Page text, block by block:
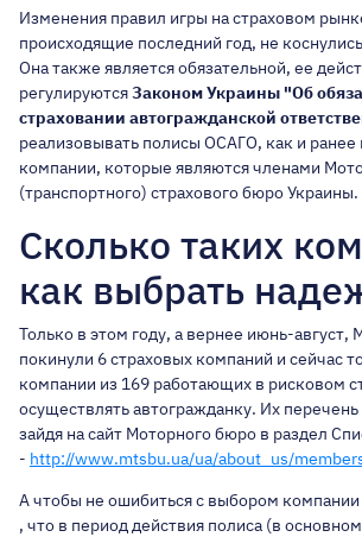
Изменения правил игры на страховом
происходящие последний год, не
Она также является обязательной, ее
регулируютсяЗаконом Украины "Об
страховании автогражданской
реализовывать полисы ОСАГО, как и ранее
компании, которые являются членами
(транспортного) страхового бюро Украины.
Сколько таких
как выбрать
Только в этом году, а вернее июнь-
покинули 6 страховых компаний и сейчас
компании из 169 работающих в рисковом
осуществлять автогражданку. Их
зайдя на сайт Моторного бюро в раздел
- http://www.mtsbu.ua/ua/about_us/
А чтобы не ошибиться с выбором
, что в период действия полиса (в